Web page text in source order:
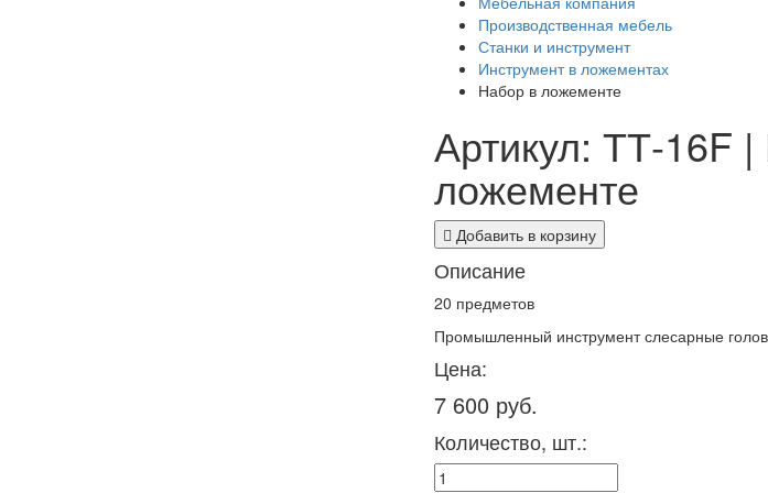
Производственная мебель
Станки и инструмент
Инструмент в ложементах
Набор в ложементе
Артикул: ТТ-16F
ложементе
Добавить в корзину
Описание
20 предметов
Промышленный инструмент слесарные
Цена:
7 600 руб.
Количество, шт.: